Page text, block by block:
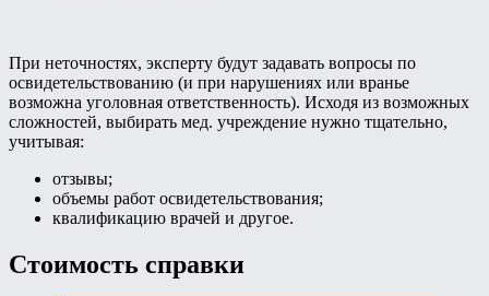
При неточностях, эксперту будут задавать вопросы по
освидетельствованию (и при нарушениях или вранье
возможна уголовная ответственность). Исходя из возможных
сложностей, выбирать мед. учреждение нужно тщательно,
учитывая:
отзывы;
объемы работ освидетельствования;
квалификацию врачей и другое.
Стоимость справки